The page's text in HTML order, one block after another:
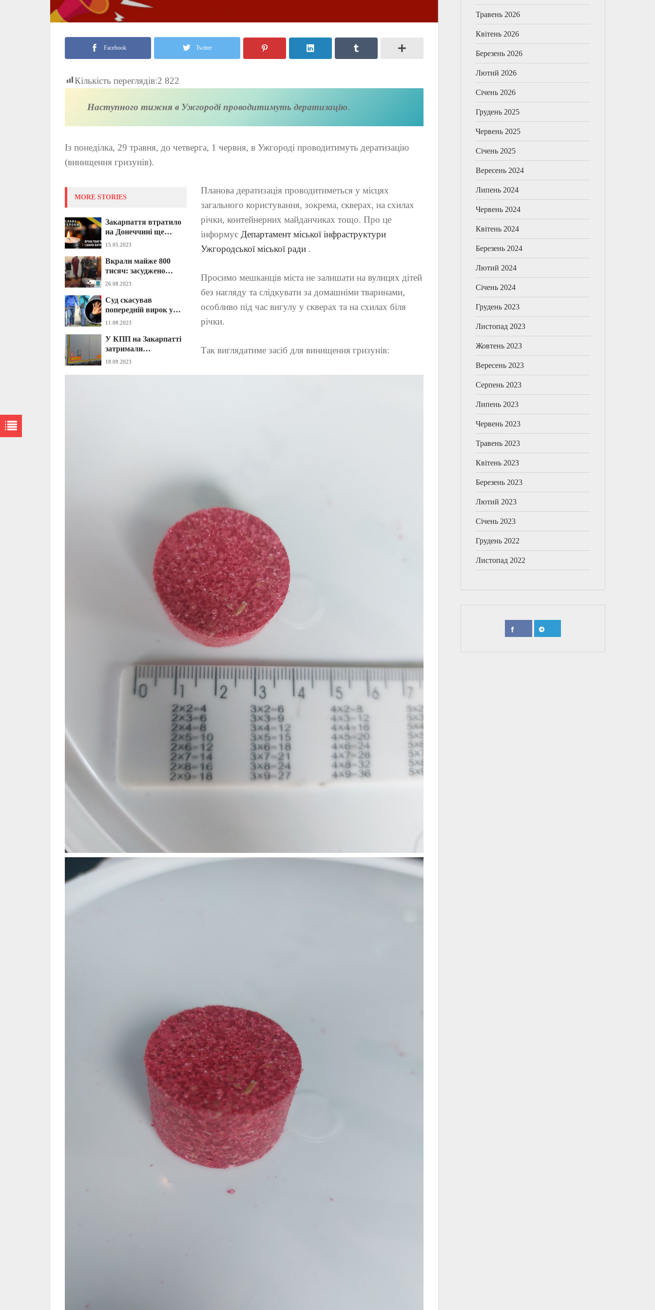
Facebook Twitter
Кількість переглядів:2 822
Наступного тижня в Ужгороді проводитимуть дератизацію.
Із понеділка, 29 травня, до четверга, 1 червня, в Ужгороді проводитимуть дератизацію
(винищення гризунів).
MORE STORIES
Закарпаття втратило
на Донеччині ще
одного захисника
15.05.2023
Вкрали майже 800
тисяч: засуджено
експосадовця
директора будівельної
компанії (ФОТО)
26.08.2023
Суд скасував
попередній вирок у
справі групового
дівчинки на
Закарпатті: відомі
деталі
11.08.2023
У КПП на Закарпатті
затримали
масштабний
18.09.2023
Планова дератизація проводитиметься у місцях
загального користування, зокрема, скверах, на схилах
річки, контейнерних майданчиках тощо. Про це
інформує Департамент міської інфраструктури
Ужгородської міської ради.
Просимо мешканців міста не залишати на вулицях дітей
без нагляду та слідкувати за домашніми тваринами,
особливо під час вигулу у скверах та на схилах біля
річки.
Так виглядатиме засіб для винищення гризунів:
Травень 2026
Квітень 2026
Березень 2026
Лютий 2026
Січень 2026
Грудень 2025
Червень 2025
Січень 2025
Вересень 2024
Липень 2024
Червень 2024
Квітень 2024
Березень 2024
Лютий 2024
Січень 2024
Грудень 2023
Листопад 2023
Жовтень 2023
Вересень 2023
Серпень 2023
Липень 2023
Червень 2023
Травень 2023
Квітень 2023
Березень 2023
Лютий 2023
Січень 2023
Грудень 2022
Листопад 2022